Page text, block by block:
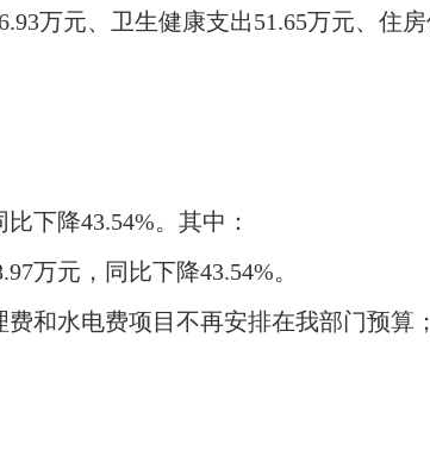
万元、卫生健康支出51.65万元、住
下降43.54%。 其中：
万元，同比下降43.54%。
和水电费项目不再安排在我部门预算